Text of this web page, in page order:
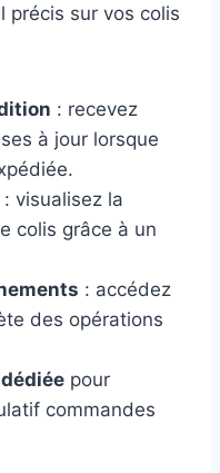
sur vos colis
: recevez
à jour lorsque
: visualisez la
colis grâce à un
: accédez
des opérations
pour
commandes